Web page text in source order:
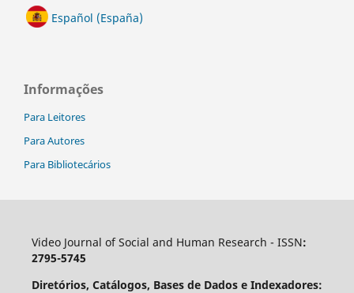
Español (España)
Informações
Para Leitores
Para Autores
Para Bibliotecários
Video Journal of Social and Human Research - ISSN:
2795-5745
Diretórios, Catálogos, Bases de Dados e Indexadores: